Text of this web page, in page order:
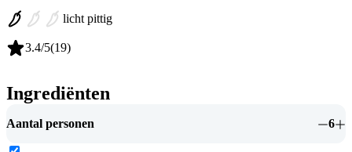
licht pittig
3.4/5(19)
Ingrediënten
Aantal personen 6